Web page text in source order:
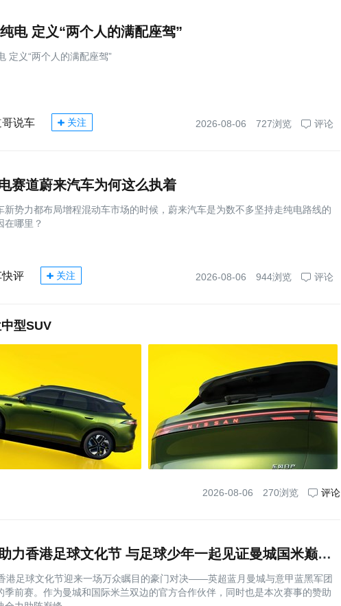
电 定义“两个人的满配座驾”
定义“两个人的满配座驾”
哥说车 关注 2026-08-06 727浏览 评论
赛道蔚来汽车为何这么执着
新势力都布局增程混动车市场的时候，蔚来汽车是为数不多坚持走纯电路线的
在哪里？
快评 关注 2026-08-06 944浏览 评论
型SUV
2026-08-06 270浏览 评论
比亚迪助力香港足球文化节 与足球少年一起见证曼城国米巅峰对决
港足球文化节迎来一场万众瞩目的豪门对决——英超蓝月曼城与意甲蓝黑军团
季前赛。作为曼城和国际米兰双边的官方合作伙伴，同时也是本次赛事的赞助